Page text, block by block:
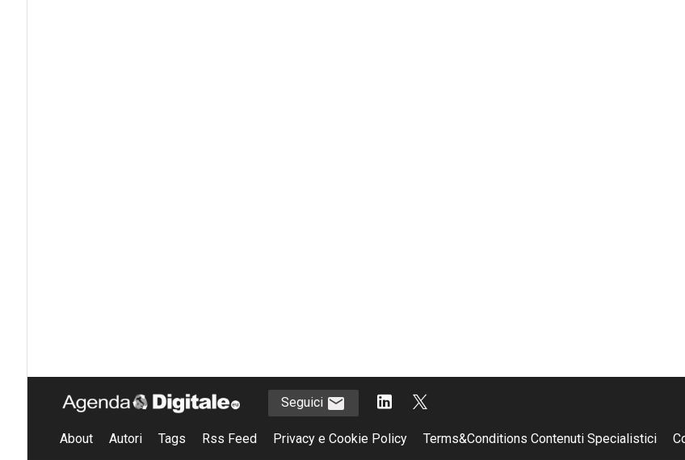
Seguici
About Autori Tags Rss Feed Privacy e Cookie Policy Terms&Conditions Contenuti Specialistici